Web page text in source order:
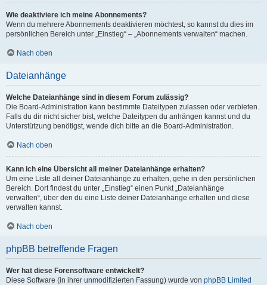
Wie deaktiviere ich meine Abonnements?
Wenn du mehrere Abonnements deaktivieren möchtest, so kannst du dies im
persönlichen Bereich unter „Einstieg“ – „Abonnements verwalten“ machen.
Nach oben
Dateianhänge
Welche Dateianhänge sind in diesem Forum zulässig?
Die Board-Administration kann bestimmte Dateitypen zulassen oder verbieten.
Falls du dir nicht sicher bist, welche Dateitypen du anhängen kannst und du
Unterstützung benötigst, wende dich bitte an die Board-Administration.
Nach oben
Kann ich eine Übersicht all meiner Dateianhänge erhalten?
Um eine Liste all deiner Dateianhänge zu erhalten, gehe in den persönlichen
Bereich. Dort findest du unter „Einstieg“ einen Punkt „Dateianhänge
verwalten“, über den du eine Liste deiner Dateianhänge erhalten und diese
verwalten kannst.
Nach oben
phpBB betreffende Fragen
Wer hat diese Forensoftware entwickelt?
Diese Software (in ihrer unmodifizierten Fassung) wurde von phpBB Limited